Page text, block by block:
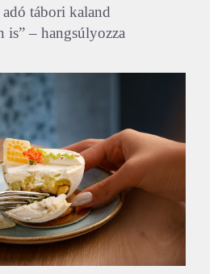
tábori kaland
is” – hangsúlyozza